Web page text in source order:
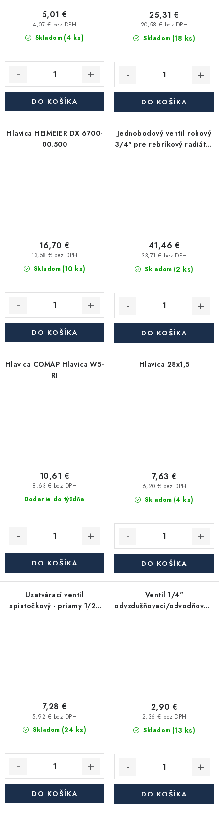
Skladom (4 ks)
4,07 € bez DPH
5,01 €
DO KOŠÍKA
Skladom (18 ks)
20,58 € bez DPH
25,31 €
DO KOŠÍKA
Hlavica HEIMEIER DX 6700-
00.500
Skladom (10 ks)
13,58 € bez DPH
16,70 €
DO KOŠÍKA
Jednobodový ventil rohový
3/4" pre rebríkový radiátor
Skladom (2 ks)
33,71 € bez DPH
41,46 €
DO KOŠÍKA
Hlavica COMAP Hlavica W5-
RI
Dodanie do týždňa
8,63 € bez DPH
10,61 €
DO KOŠÍKA
Hlavica 28x1,5
Skladom (4 ks)
6,20 € bez DPH
7,63 €
DO KOŠÍKA
Uzatvárací ventil
spiatočkový - priamy 1/2"
Skladom (24 ks)
5,92 € bez DPH
7,28 €
DO KOŠÍKA
Ventil 1/4"
odvzdušňovací/odvodňovací
Skladom (13 ks)
2,36 € bez DPH
2,90 €
DO KOŠÍKA